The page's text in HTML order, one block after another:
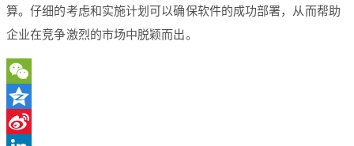
算。仔细的考虑和实施计划可以确保软件的成功部署，从而帮助
企业在竞争激烈的市场中脱颖而出。
WeChat
Qzone